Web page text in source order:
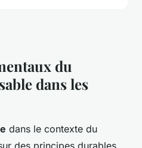
du
dans les
dans le contexte du